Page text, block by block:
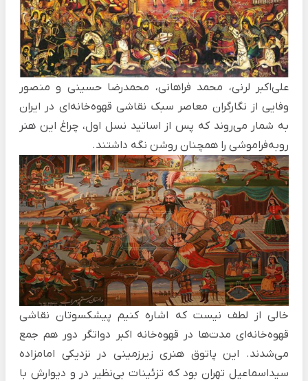
علی‌اکبر لرنی، محمد فراهانی، محمدرضا حسینی و منصور
وفایی از نگارگران معاصر سبک نقاشی قهوه‌خانه‌ای در ایران
به شمار می‌روند که پس از اساتید نسل اول، چراغ این هنر
روبه‌فراموشی را همچنان روشن نگه داشتند.
خالی از لطف نیست که اشاره کنیم پیشکسوتان نقاشی
قهوه‌خانه‌ای مدت‌ها در قهوه‌خانه اکبر دواتگر دور هم جمع
می‌شدند. این پاتوق هنری زیرزمینی در نزدیکی امامزاده
سیداسماعیل تهران بود که تزئینات بی‌نظیر در و دیوارش با